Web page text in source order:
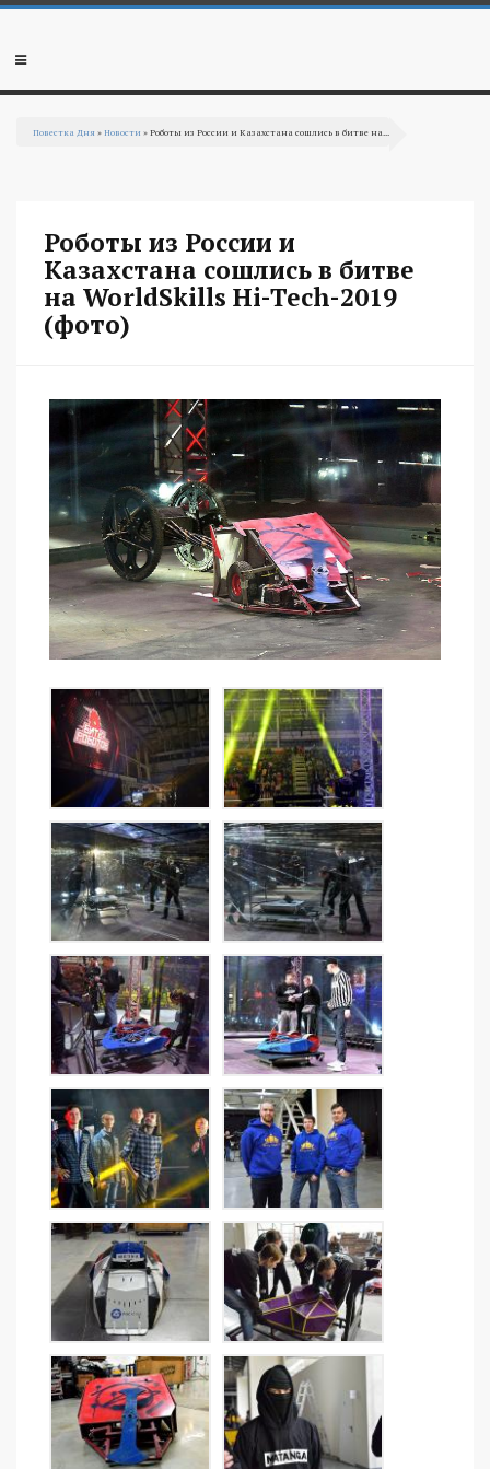
Перейти к основному содержанию
Мобильное
Повестка Дня »Новости » Роботы из России и Казахстана сошлись в битве на...
Роботы из России и
Казахстана сошлись в битве
на WorldSkills Hi-Tech-2019
(фото)